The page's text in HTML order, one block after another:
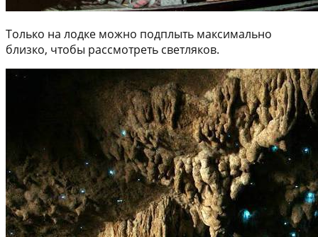
Только на лодке можно подплыть максимально
близко, чтобы рассмотреть светляков.